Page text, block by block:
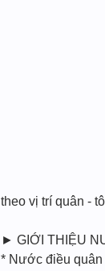
theo vị trí quân -
► GIỚI THIỆU
* Nước điều quân